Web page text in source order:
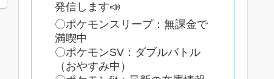
発信します📣
〇ポケモンスリープ：無課金で
満喫中
〇ポケモンSV：ダブルバトル
（おやすみ中）